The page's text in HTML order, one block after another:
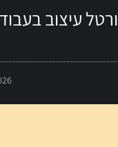
עיצוב
2026 © כל